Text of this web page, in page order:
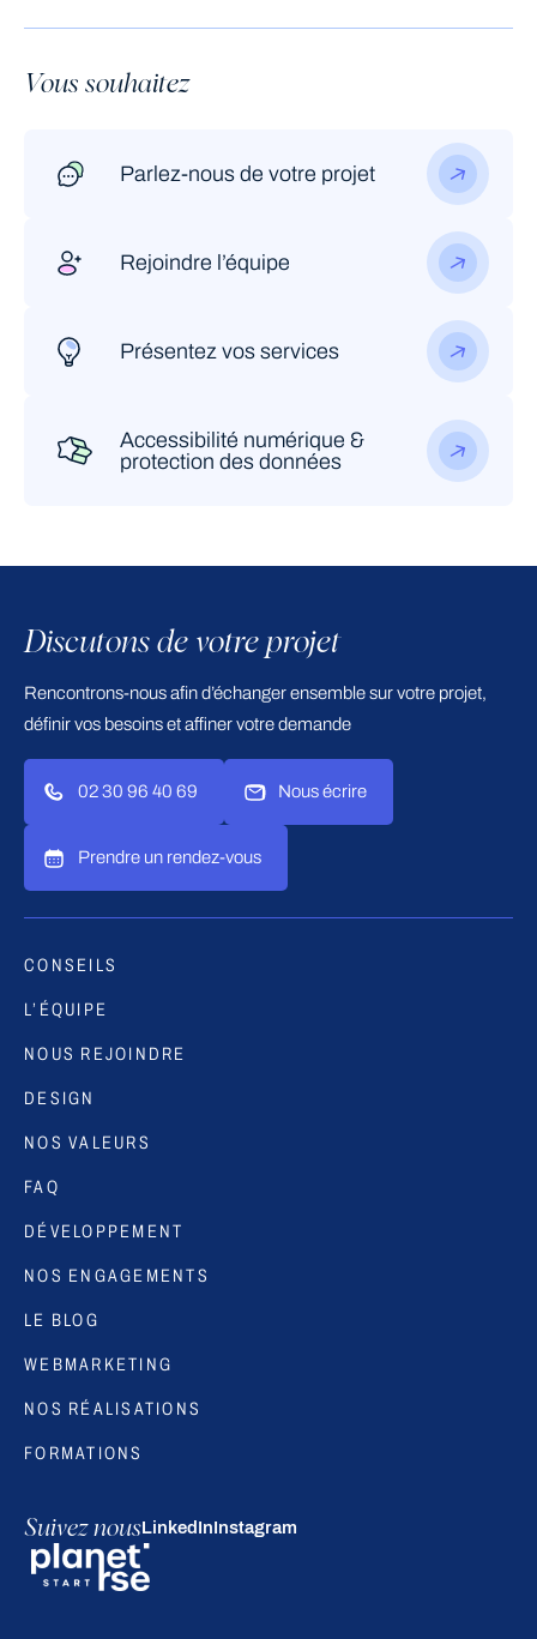
Vous souhaitez
Parlez-nous de votre projet
Rejoindre l’équipe
Présentez vos services
Accessibilité numérique &
protection des données
Discutons de votre projet
Rencontrons-nous afin d’échanger ensemble sur votre projet,
définir vos besoins et affiner votre demande
02 30 96 40 69 Nous écrire
Prendre un rendez-vous
CONSEILS
L’ÉQUIPE
NOUS REJOINDRE
DESIGN
NOS VALEURS
FAQ
DÉVELOPPEMENT
NOS ENGAGEMENTS
LE BLOG
WEBMARKETING
NOS RÉALISATIONS
FORMATIONS
Suivez nousLinkedInInstagram